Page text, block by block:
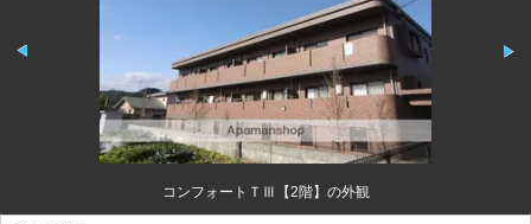
コンフォートＴⅢ【2階】の外観